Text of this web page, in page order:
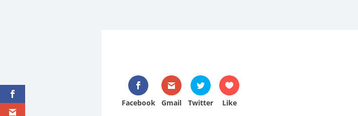
Facebook Gmail Twitter Like